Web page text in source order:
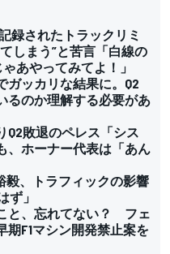
録されたトラックリミ
しまう”と苦言「白線の
あやってみてよ！」
ガッカリな結果に。Q2
るのか理解する必要があ
Q2敗退のペレス「シス
、ホーナー代表は「あん
毅、トラフィックの影響
ず」
と、忘れてない？ フェ
期F1マシン開発禁止案を